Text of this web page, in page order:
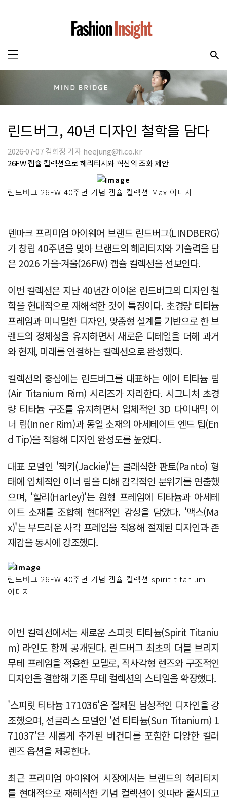
린드버그, 40년 디자인 철학을 담다
2026-07-07 김희정 기자 heejung@fi.co.kr
26FW 캡슐 컬렉션으로 헤리티지와 혁신의 조화 제안
린드버그 26FW 40주년 기념 캡슐 컬렉션 Max 이미지
덴마크 프리미엄 아이웨어 브랜드 린드버그(LINDBERG)
가 창립 40주년을 맞아 브랜드의 헤리티지와 기술력을 담
은 2026 가을·겨울(26FW) 캡슐 컬렉션을 선보인다.
이번 컬렉션은 지난 40년간 이어온 린드버그의 디자인 철
학을 현대적으로 재해석한 것이 특징이다. 초경량 티타늄
프레임과 미니멀한 디자인, 맞춤형 설계를 기반으로 한 브
랜드의 정체성을 유지하면서 새로운 디테일을 더해 과거
와 현재, 미래를 연결하는 컬렉션으로 완성했다.
컬렉션의 중심에는 린드버그를 대표하는 에어 티타늄 림
(Air Titanium Rim) 시리즈가 자리한다. 시그니처 초경
량 티타늄 구조를 유지하면서 입체적인 3D 다이내믹 이
너 림(Inner Rim)과 동일 소재의 아세테이트 엔드 팁(En
d Tip)을 적용해 디자인 완성도를 높였다.
대표 모델인 '잭키(Jackie)'는 클래식한 판토(Panto) 형
태에 입체적인 이너 림을 더해 감각적인 분위기를 연출했
으며, '할리(Harley)'는 원형 프레임에 티타늄과 아세테
이트 소재를 조합해 현대적인 감성을 담았다. '맥스(Ma
x)'는 부드러운 사각 프레임을 적용해 절제된 디자인과 존
재감을 동시에 강조했다.
린드버그 26FW 40주년 기념 캡슐 컬렉션 spirit titanium
이미지
이번 컬렉션에서는 새로운 스피릿 티타늄(Spirit Titaniu
m) 라인도 함께 공개된다. 린드버그 최초의 더블 브리지
무테 프레임을 적용한 모델로, 직사각형 렌즈와 구조적인
디자인을 결합해 기존 무테 컬렉션의 스타일을 확장했다.
'스피릿 티타늄 171036'은 절제된 남성적인 디자인을 강
조했으며, 선글라스 모델인 '선 티타늄(Sun Titanium) 1
71037'은 새롭게 추가된 버건디를 포함한 다양한 컬러
렌즈 옵션을 제공한다.
최근 프리미엄 아이웨어 시장에서는 브랜드의 헤리티지
를 현대적으로 재해석한 기념 컬렉션이 잇따라 출시되고